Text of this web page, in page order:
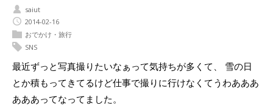
saiut
2014-02-16
おでかけ・旅行
SNS
最近ずっと写真撮りたいなぁって気持ちが多くて、 雪の日
とか積もってきてるけど仕事で撮りに行けなくてうわあああ
あああってなってました。